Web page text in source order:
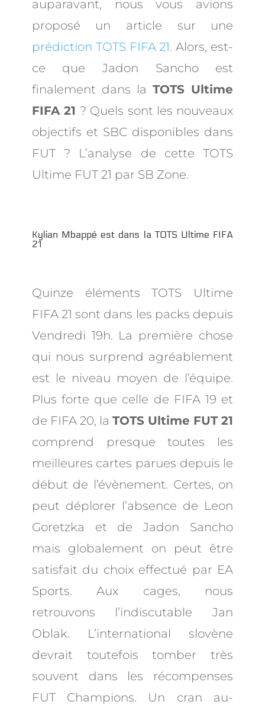
auparavant, nous vous avions
proposé un article sur une
prédiction TOTS FIFA 21. Alors, est-
ce que Jadon Sancho est
finalement dans laTOTS Ultime
FIFA 21? Quels sont les nouveaux
objectifs et SBC disponibles dans
FUT ? L’analyse de cette TOTS
Ultime FUT 21 par SB Zone.
Kylian Mbappé est dans la TOTS Ultime FIFA
21
Quinze éléments TOTS Ultime
FIFA 21 sont dans les packs depuis
Vendredi 19h. La première chose
qui nous surprend agréablement
est le niveau moyen de l’équipe.
Plus forte que celle de FIFA 19 et
de FIFA 20, laTOTS Ultime FUT 21
comprend presque toutes les
meilleures cartes parues depuis le
début de l’évènement. Certes, on
peut déplorer l’absence de Leon
Goretzka et de Jadon Sancho
mais globalement on peut être
satisfait du choix effectué par EA
Sports. Aux cages, nous
retrouvons l’indiscutable Jan
Oblak. L’international slovène
devrait toutefois tomber très
souvent dans les récompenses
FUT Champions. Un cran au-